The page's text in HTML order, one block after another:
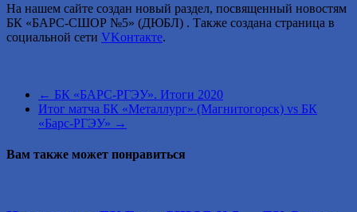
На нашем сайте создан новый раздел, посвященный новостям
БК «БАРС-СШОР №5» (ДЮБЛ) . Также создана страница в
социальной сети VKoнтакте.
← БК «БАРС-РГЭУ». Итоги 2020
Итог матча БК «Металлург» (Магнитогорск) vs БК
«Барс-РГЭУ» →
Вам также может понравиться